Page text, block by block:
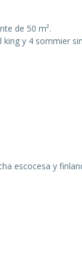
de 50 m².
y 4 sommier
escocesa y